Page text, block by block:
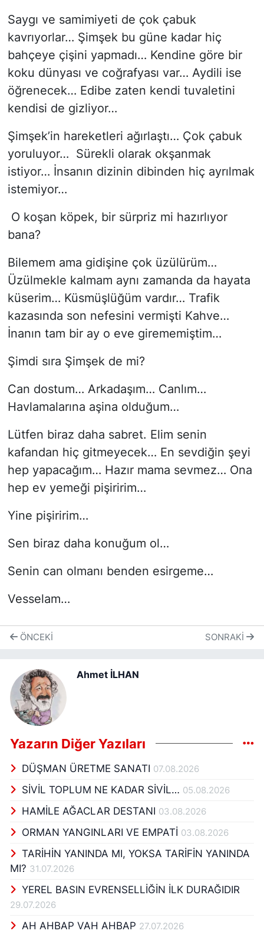
Saygı ve samimiyeti de çok çabuk
kavrıyorlar… Şimşek bu güne kadar hiç
bahçeye çişini yapmadı… Kendine göre bir
koku dünyası ve coğrafyası var… Aydili ise
öğrenecek… Edibe zaten kendi tuvaletini
kendisi de gizliyor…
Şimşek’in hareketleri ağırlaştı… Çok çabuk
yoruluyor… Sürekli olarak okşanmak
istiyor… İnsanın dizinin dibinden hiç ayrılmak
istemiyor…
O koşan köpek, bir sürpriz mi hazırlıyor
bana?
Bilemem ama gidişine çok üzülürüm…
Üzülmekle kalmam aynı zamanda da hayata
küserim… Küsmüşlüğüm vardır… Trafik
kazasında son nefesini vermişti Kahve…
İnanın tam bir ay o eve girememiştim…
Şimdi sıra Şimşek de mi?
Can dostum… Arkadaşım… Canlım…
Havlamalarına aşina olduğum…
Lütfen biraz daha sabret. Elim senin
kafandan hiç gitmeyecek… En sevdiğin şeyi
hep yapacağım… Hazır mama sevmez… Ona
hep ev yemeği pişiririm…
Yine pişiririm…
Sen biraz daha konuğum ol…
Senin can olmanı benden esirgeme…
Vesselam…
ÖNCEKI SONRAKI
Ahmet İLHAN
Yazarın Diğer Yazıları
DÜŞMAN ÜRETME SANATI 07.08.2026
SİVİL TOPLUM NE KADAR SİVİL… 05.08.2026
HAMİLE AĞACLAR DESTANI 03.08.2026
ORMAN YANGINLARI VE EMPATİ 03.08.2026
TARİHİN YANINDA MI, YOKSA TARİFİN YANINDA
MI? 31.07.2026
YEREL BASIN EVRENSELLİĞİN İLK DURAĞIDIR
29.07.2026
AH AHBAP VAH AHBAP 27.07.2026